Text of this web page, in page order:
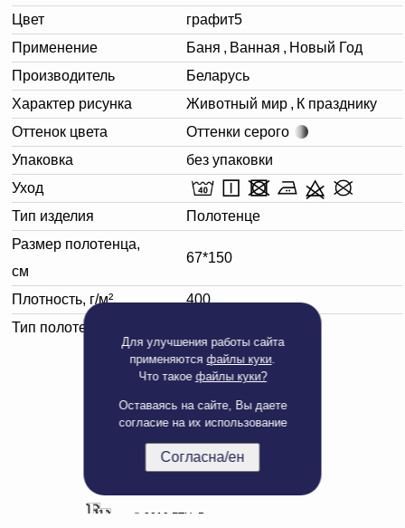
Для улучшения работы сайта
применяютсяфайлы куки.
Что такое файлы куки?
Оставаясь на сайте, Вы даете
согласие на их использование
Согласна/ен
Цвет
графит5
Применение
Баня , Ванная , Новый Год
Производитель
Беларусь
Характер рисунка
Животный мир , К празднику
Оттенок цвета
Оттенки серого
Упаковка
без упаковки
Уход
Тип изделия
Полотенце
Размер полотенца,
см
67*150
Плотность, г/м²
400
Тип полотенца
Полная версия сайта
© 2019 БТЦ. Все права защищены